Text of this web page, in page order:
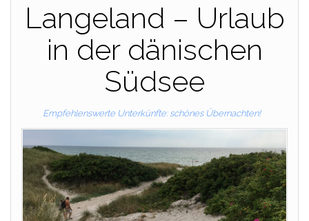
Langeland – Urlaub
in der dänischen
Südsee
Empfehlenswerte Unterkünfte: schönes Übernachten!